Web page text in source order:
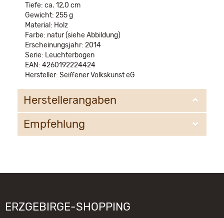
Tiefe: ca. 12,0 cm
Gewicht: 255 g
Material: Holz
Farbe: natur (siehe Abbildung)
Erscheinungsjahr: 2014
Serie: Leuchterbogen
EAN: 4260192224424
Hersteller: Seiffener Volkskunst eG
Herstellerangaben
Seiffener Volkskunst eG
Empfehlung
ERZGEBIRGE-SHOPPING